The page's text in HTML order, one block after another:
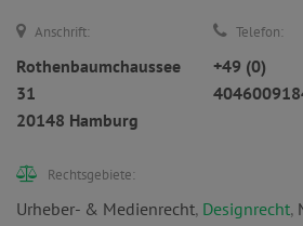
Anschrift:
Rothenbaumchaussee
31
20148 Hamburg
Telefon:
+49 (0)
Rechtsgebiete:
Urheber- & Medienrecht, Designrecht,